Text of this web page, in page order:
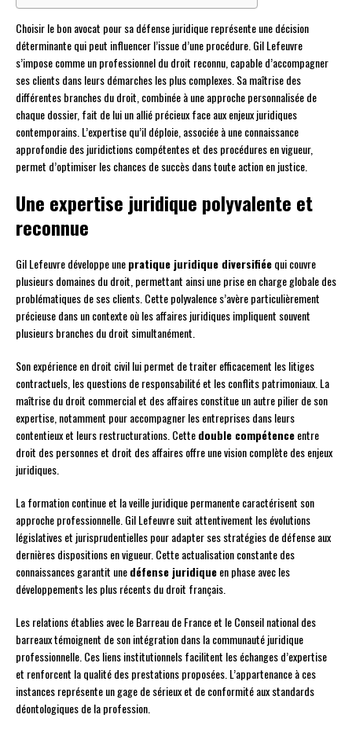
Choisir le bon avocat pour sa défense juridique représente une décision
déterminante qui peut influencer l’issue d’une procédure. Gil Lefeuvre
s’impose comme un professionnel du droit reconnu, capable d’accompagner
ses clients dans leurs démarches les plus complexes. Sa maîtrise des
différentes branches du droit, combinée à une approche personnalisée de
chaque dossier, fait de lui un allié précieux face aux enjeux juridiques
contemporains. L’expertise qu’il déploie, associée à une connaissance
approfondie des juridictions compétentes et des procédures en vigueur,
permet d’optimiser les chances de succès dans toute action en justice.
Une expertise juridique polyvalente et
reconnue
Gil Lefeuvre développe unepratique juridique diversifiéequi couvre
plusieurs domaines du droit, permettant ainsi une prise en charge globale des
problématiques de ses clients. Cette polyvalence s’avère particulièrement
précieuse dans un contexte où les affaires juridiques impliquent souvent
plusieurs branches du droit simultanément.
Son expérience en droit civil lui permet de traiter efficacement les litiges
contractuels, les questions de responsabilité et les conflits patrimoniaux. La
maîtrise du droit commercial et des affaires constitue un autre pilier de son
expertise, notamment pour accompagner les entreprises dans leurs
contentieux et leurs restructurations. Cettedouble compétenceentre
droit des personnes et droit des affaires offre une vision complète des enjeux
juridiques.
La formation continue et la veille juridique permanente caractérisent son
approche professionnelle. Gil Lefeuvre suit attentivement les évolutions
législatives et jurisprudentielles pour adapter ses stratégies de défense aux
dernières dispositions en vigueur. Cette actualisation constante des
connaissances garantit unedéfense juridiqueen phase avec les
développements les plus récents du droit français.
Les relations établies avec le Barreau de France et le Conseil national des
barreaux témoignent de son intégration dans la communauté juridique
professionnelle. Ces liens institutionnels facilitent les échanges d’expertise
et renforcent la qualité des prestations proposées. L’appartenance à ces
instances représente un gage de sérieux et de conformité aux standards
déontologiques de la profession.